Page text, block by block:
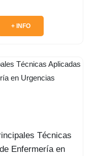
+ INFO
Técnicas
Enfermería en